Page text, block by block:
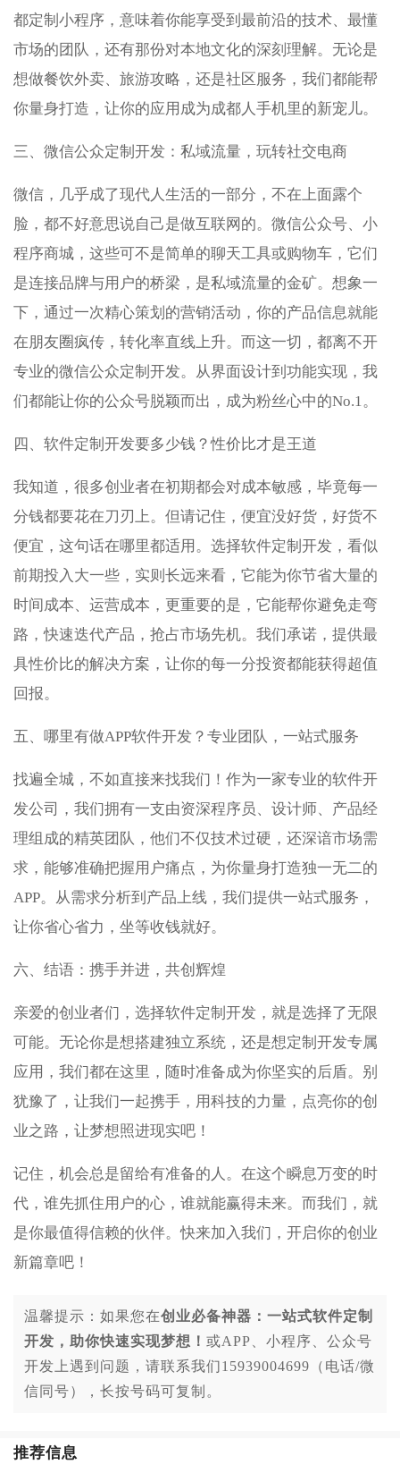
都定制小程序，意味着你能享受到最前沿的技术、最懂
市场的团队，还有那份对本地文化的深刻理解。无论是
想做餐饮外卖、旅游攻略，还是社区服务，我们都能帮
你量身打造，让你的应用成为成都人手机里的新宠儿。
三、微信公众定制开发：私域流量，玩转社交电商
微信，几乎成了现代人生活的一部分，不在上面露个
脸，都不好意思说自己是做互联网的。微信公众号、小
程序商城，这些可不是简单的聊天工具或购物车，它们
是连接品牌与用户的桥梁，是私域流量的金矿。想象一
下，通过一次精心策划的营销活动，你的产品信息就能
在朋友圈疯传，转化率直线上升。而这一切，都离不开
专业的微信公众定制开发。从界面设计到功能实现，我
们都能让你的公众号脱颖而出，成为粉丝心中的No.1。
四、软件定制开发要多少钱？性价比才是王道
我知道，很多创业者在初期都会对成本敏感，毕竟每一
分钱都要花在刀刃上。但请记住，便宜没好货，好货不
便宜，这句话在哪里都适用。选择软件定制开发，看似
前期投入大一些，实则长远来看，它能为你节省大量的
时间成本、运营成本，更重要的是，它能帮你避免走弯
路，快速迭代产品，抢占市场先机。我们承诺，提供最
具性价比的解决方案，让你的每一分投资都能获得超值
回报。
五、哪里有做APP软件开发？专业团队，一站式服务
找遍全城，不如直接来找我们！作为一家专业的软件开
发公司，我们拥有一支由资深程序员、设计师、产品经
理组成的精英团队，他们不仅技术过硬，还深谙市场需
求，能够准确把握用户痛点，为你量身打造独一无二的
APP。从需求分析到产品上线，我们提供一站式服务，
让你省心省力，坐等收钱就好。
六、结语：携手并进，共创辉煌
亲爱的创业者们，选择软件定制开发，就是选择了无限
可能。无论你是想搭建独立系统，还是想定制开发专属
应用，我们都在这里，随时准备成为你坚实的后盾。别
犹豫了，让我们一起携手，用科技的力量，点亮你的创
业之路，让梦想照进现实吧！
记住，机会总是留给有准备的人。在这个瞬息万变的时
代，谁先抓住用户的心，谁就能赢得未来。而我们，就
是你最值得信赖的伙伴。快来加入我们，开启你的创业
新篇章吧！
温馨提示：如果您在创业必备神器：一站式软件定制
开发，助你快速实现梦想！ 或APP、小程序、公众号
开发上遇到问题，请联系我们15939004699（电话/微
信同号），长按号码可复制。
推荐信息